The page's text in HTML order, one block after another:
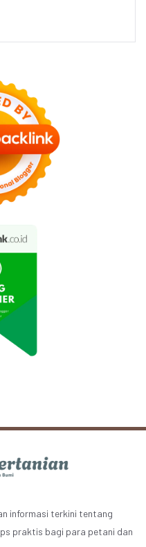
informasi terkini tentang
praktis bagi para petani dan